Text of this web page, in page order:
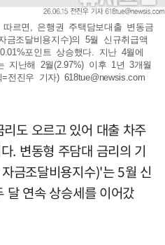
르면, 은행권 주택담보대출 변동금
금조달비용지수)의 5월 신규취급액
포인트 상승했다. 지난 4월에
지난해 2월(2.97%) 이후 1년 3개월
전진우 기자) 618tue@newsis.com
도 오르고 있어 대출 차주
. 변동형 주담대 금리의 기
금조달비용지수)'는 5월 신
연속 상승세를 이어갔